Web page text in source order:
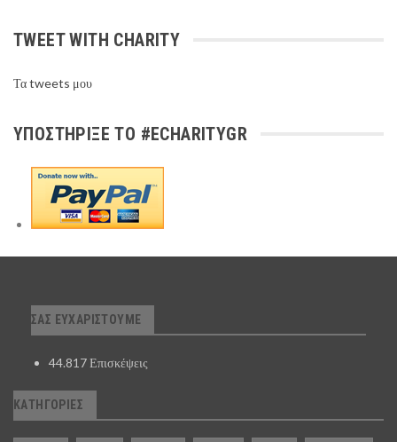
TWEET WITH CHARITY
Τα tweets μου
ΥΠΟΣΤΉΡΙΞΕ ΤΟ #ECHARITYGR
ΣΑΣ ΕΥΧΑΡΙΣΤΟΎΜΕ
44.817 Επισκέψεις
ΚΑΤΗΓΟΡΊΕΣ